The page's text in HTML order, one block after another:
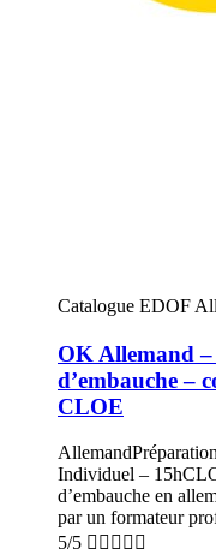
Catalogue EDOF
OK Allemand
d’embauche –
CLOE
Individuel –
d’embauche en
par un formateur
5/5 